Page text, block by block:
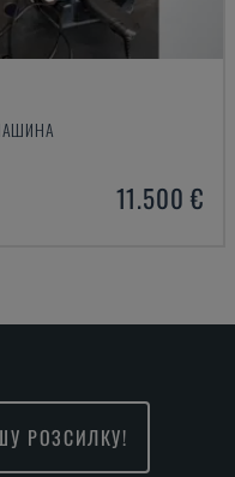
11.500 €
РОЗСИЛКУ!